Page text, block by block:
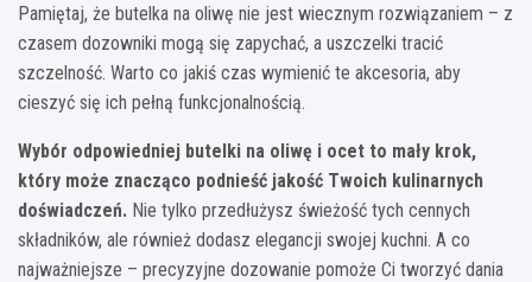
Pamiętaj, że butelka na oliwę nie jest wiecznym rozwiązaniem – z
czasem dozowniki mogą się zapychać, a uszczelki tracić
szczelność. Warto co jakiś czas wymienić te akcesoria, aby
cieszyć się ich pełną funkcjonalnością.
Wybór odpowiedniej butelki na oliwę i ocet to mały krok,
który może znacząco podnieść jakość Twoich kulinarnych
doświadczeń. Nie tylko przedłużysz świeżość tych cennych
składników, ale również dodasz elegancji swojej kuchni. A co
najważniejsze – precyzyjne dozowanie pomoże Ci tworzyć dania